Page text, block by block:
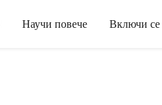
Научи повече Включи се